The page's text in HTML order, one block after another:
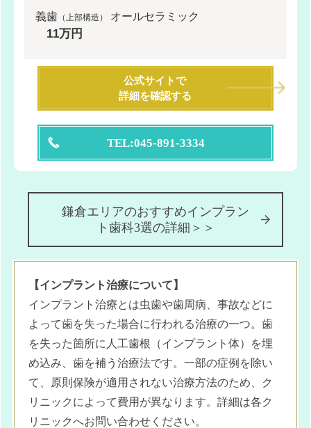
義歯 （上部構造） オールセラミック
11万円
公式サイトで
詳細を確認する
TEL:045-891-3334
鎌倉エリアのおすすめインプラン
ト歯科3選の詳細＞＞
【インプラント治療について】
インプラント治療とは虫歯や歯周病、事故などに
よって歯を失った場合に行われる治療の一つ。歯
を失った箇所に人工歯根（インプラント体）を埋
め込み、歯を補う治療法です。一部の症例を除い
て、原則保険が適用されない治療方法のため、ク
リニックによって費用が異なります。詳細は各ク
リニックへお問い合わせください。